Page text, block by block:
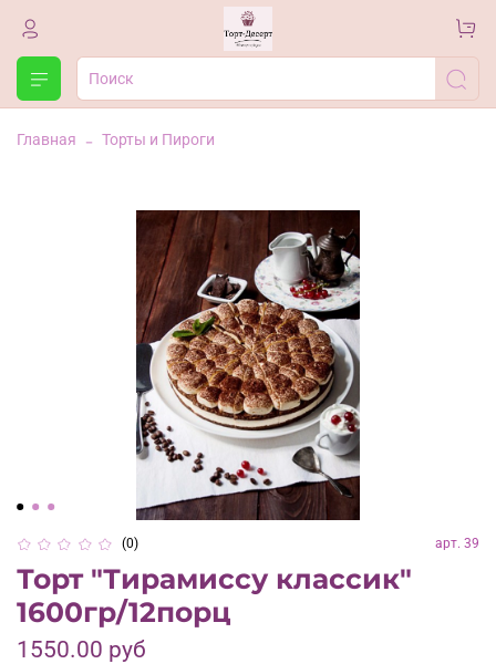
Главная Торты и Пироги
(0) арт. 39
Торт "Тирамиссу классик"
1600гр/12порц
1550.00 руб